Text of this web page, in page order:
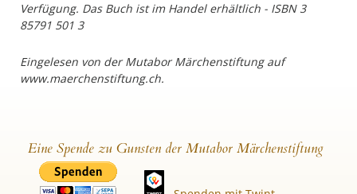
Verfügung. Das Buch ist im Handel erhältlich - ISBN 3
85791 501 3
Eingelesen von der Mutabor Märchenstiftung auf
www.maerchenstiftung.ch.
Eine Spende zu Gunsten der Mutabor Märchenstiftung